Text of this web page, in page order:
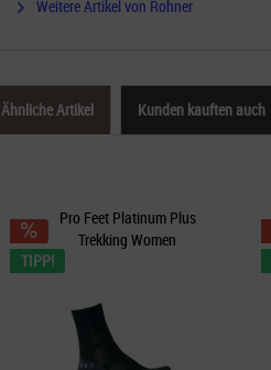
Weitere Artikel von Rohner
Ähnliche Artikel Kunden kauften auch
TIPP!
Pro Feet Platinum Plus
Trekking Women